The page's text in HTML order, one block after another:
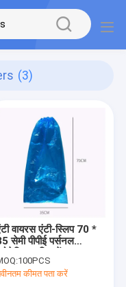
(3)
वायरस एंटी-स्लिप 70 *
सेमी पीपीई पर्सनल
प्लास्टिक मेड
100PCS
कीमत पता करें